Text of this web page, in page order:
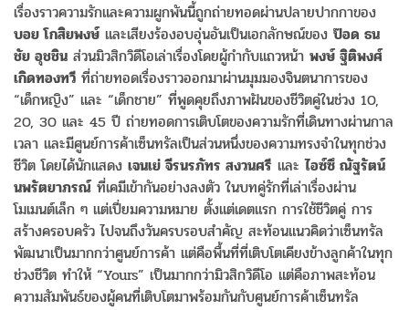
เรื่องราวความรักและความผูกพันนี้ถูกถ่ายทอดผ่านปลายปากกาของ
บอย โกสิยพงษ์ และเสียงร้องอบอุ่นอันเป็นเอกลักษณ์ของ ป๊อด ธน
ชัย อุชชิน ส่วนมิวสิกวิดีโอเล่าเรื่องโดยผู้กำกับแถวหน้า พงษ์ ฐิติพงศ์
เกิดทองทวี ที่ถ่ายทอดเรื่องราวออกมาผ่านมุมมองจินตนาการของ
“เด็กหญิง” และ “เด็กชาย” ที่พูดคุยถึงภาพฝันของชีวิตคู่ในช่วง 10,
20, 30 และ 45 ปี ถ่ายทอดการเติบโตของความรักที่เดินทางผ่านกาล
เวลา และมีศูนย์การค้าเซ็นทรัลเป็นส่วนหนึ่งของความทรงจำในทุกช่วง
ชีวิต โดยได้นักแสดง เจนเย่ จีรนรภัทร สงวนศรี และไอซ์ซึ ณัฐรัตน์
นพรัตยาภรณ์ ที่เคมีเข้ากันอย่างลงตัว ในบทคู่รักที่เล่าเรื่องผ่าน
โมเมนต์เล็ก ๆ แต่เปี่ยมความหมาย ตั้งแต่เดตแรก การใช้ชีวิตคู่ การ
สร้างครอบครัว ไปจนถึงวันครบรอบสำคัญ สะท้อนแนวคิดว่าเซ็นทรัล
พัฒนาเป็นมากกว่าศูนย์การค้า แต่คือพื้นที่ที่เติบโตเคียงข้างลูกค้าในทุก
ช่วงชีวิต ทำให้ “Yours” เป็นมากกว่ามิวสิกวิดีโอ แต่คือภาพสะท้อน
ความสัมพันธ์ของผู้คนที่เติบโตมาพร้อมกันกับศูนย์การค้าเซ็นทรัล